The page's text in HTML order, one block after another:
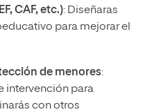
CAF, etc.): Diseñaras
para mejorar el
de menores:
intervención para
con otros